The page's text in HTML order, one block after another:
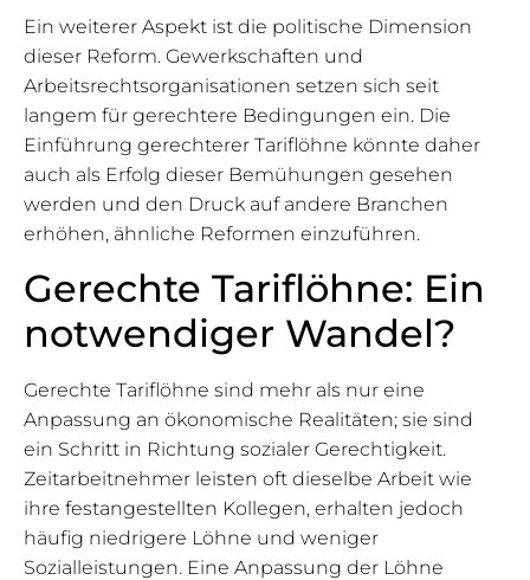
Ein weiterer Aspekt ist die politische Dimension
dieser Reform. Gewerkschaften und
Arbeitsrechtsorganisationen setzen sich seit
langem für gerechtere Bedingungen ein. Die
Einführung gerechterer Tariflöhne könnte daher
auch als Erfolg dieser Bemühungen gesehen
werden und den Druck auf andere Branchen
erhöhen, ähnliche Reformen einzuführen.
Gerechte Tariflöhne: Ein
notwendiger Wandel?
Gerechte Tariflöhne sind mehr als nur eine
Anpassung an ökonomische Realitäten; sie sind
ein Schritt in Richtung sozialer Gerechtigkeit.
Zeitarbeitnehmer leisten oft dieselbe Arbeit wie
ihre festangestellten Kollegen, erhalten jedoch
häufig niedrigere Löhne und weniger
Sozialleistungen. Eine Anpassung der Löhne